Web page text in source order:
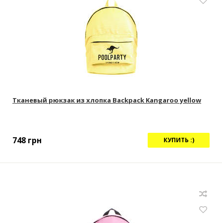
Тканевый рюкзак из хлопка Backpack Kangaroo yellow
748 грн КУПИТЬ :)